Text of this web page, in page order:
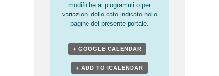
modifiche ai programmi o per
variazioni delle date indicate nelle
pagine del presente portale.
+ GOOGLE CALENDAR
+ ADD TO ICALENDAR